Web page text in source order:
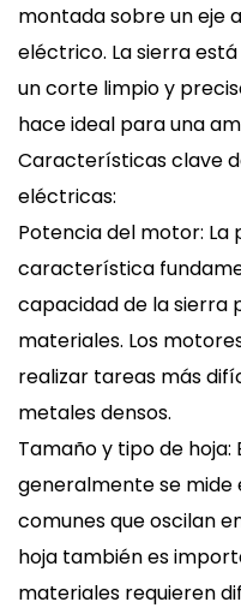
montada sobre un eje
eléctrico. La sierra
un corte limpio y
hace ideal para una
Características clave
eléctricas:
Potencia del motor:
característica
capacidad de la sierra
materiales. Los
realizar tareas más
metales densos.
Tamaño y tipo de hoja:
generalmente se mide
comunes que oscilan
hoja también es
materiales requieren